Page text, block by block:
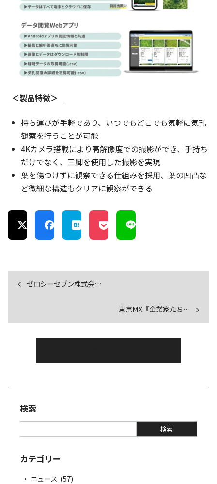
＜製品特徴＞
持ち運びが手軽であり、いつでもどこでも気軽に気孔
観察を行うことが可能
4Kカメラ搭載により高解像度での撮影ができ、手持ち
だけでなく、三脚を使用した撮影を実現
葉を傷つけずに観察できる仕組みを採用、葉の凹凸な
ど微細な構造もクリアに観察ができる
ゼロシーセブン株式会…
東京MX『企業家たち…
検索
索
検索
カテゴリー
ニュース (57)